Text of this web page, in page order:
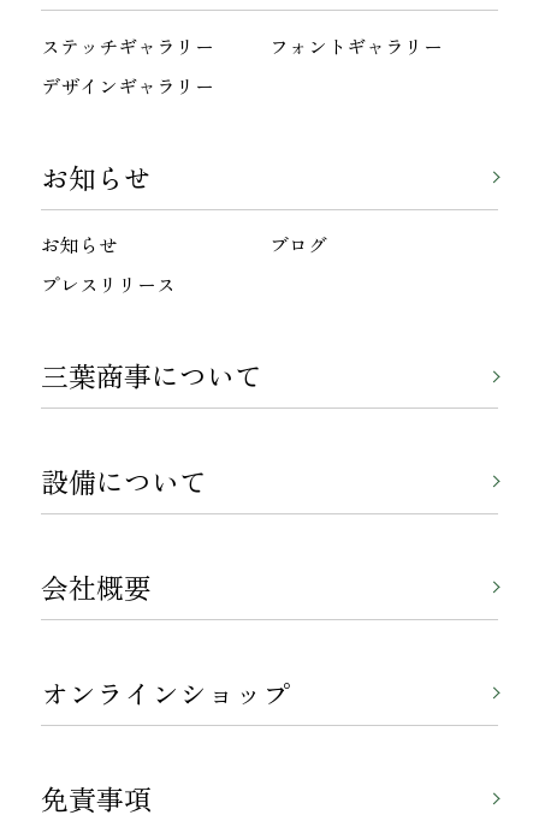
ステッチギャラリー
フォントギャラリー
デザインギャラリー
お知らせ
お知らせ
ブログ
プレスリリース
三葉商事について
設備について
会社概要
オンラインショップ
免責事項